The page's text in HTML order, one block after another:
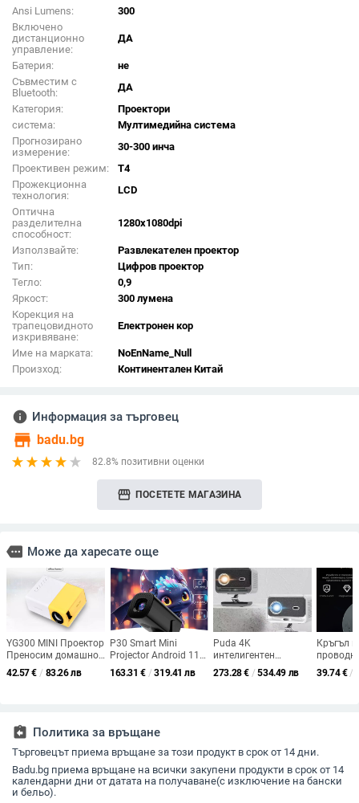
Ansi Lumens:
300
Включено
дистанционно
управление:
ДА
Батерия:
не
Съвместим с
Bluetooth:
ДА
Категория:
Проектори
система:
Мултимедийна система
Прогнозирано
измерение:
30-300 инча
Проективен режим:
Т4
Прожекционна
технология:
LCD
Оптична
разделителна
способност:
1280x1080dpi
Използвайте:
Развлекателен проектор
Тип:
Цифров проектор
Тегло:
0,9
Яркост:
300 лумена
Корекция на
трапецовидното
изкривяване:
Електронен кор
Име на марката:
NoEnName_Null
Произход:
Континентален Китай
info Информация за търговец
store badu.bg
82.8% позитивни оценки
storefront ПОСЕТЕТЕ МАГАЗИНА
more Може да харесате още
YG300 MINI Проектор
Преносим домашно
кино Smart TV Laser
Beamer 3D Cinema
42.57€ / 83.26 лв
P30 Smart Mini
Projector Android 11
WiFi6 Поддържа 4K
1080P проектор
преносим проектор
за домашно кино
163.31 € / 319.41 лв
Puda 4K
интелигентен
проектор с директна
прожекция, модел
273.28€ / 534.49 лв
Кръгъл
на
39.74€ /
assignment_return Политика за връщане
Търговецът приема връщане за този продукт в срок от 14 дни.
Badu.bg приема връщане на всички закупени продукти в срок от 14
календарни дни от датата на получаване(с изключение на бански
и бельо).